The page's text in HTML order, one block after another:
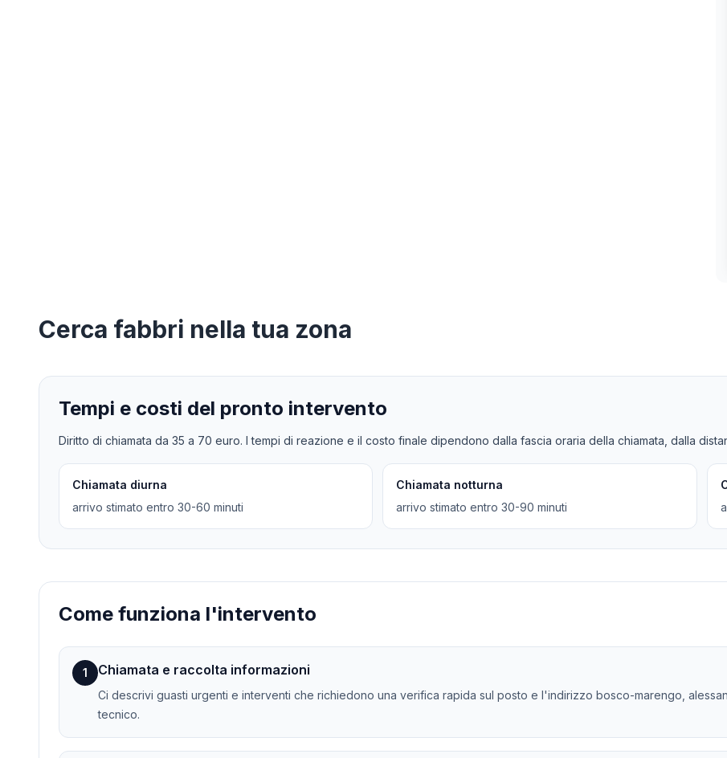
Cerca fabbri nella tua zona
Tempi e costi del pronto intervento
Diritto di chiamata da 35 a 70 euro. I tempi di reazione e il costo finale dipendono dalla fascia oraria della chiamata, dalla
Chiamata diurna
arrivo stimato entro 30-60 minuti
Chiamata notturna
arrivo stimato entro 30-90 minuti
Come funziona l'intervento
1 Chiamata e raccolta informazioni
Ci descrivi guasti urgenti e interventi che richiedono una verifica rapida sul posto e l'indirizzo bosco-marengo,
tecnico.